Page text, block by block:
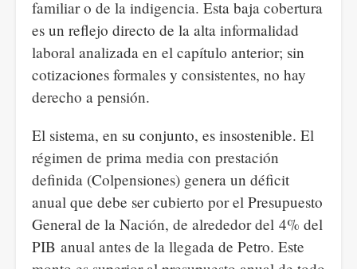
familiar o de la indigencia. Esta baja cobertura
es un reflejo directo de la alta informalidad
laboral analizada en el capítulo anterior; sin
cotizaciones formales y consistentes, no hay
derecho a pensión.
El sistema, en su conjunto, es insostenible. El
régimen de prima media con prestación
definida (Colpensiones) genera un déficit
anual que debe ser cubierto por el Presupuesto
General de la Nación, de alrededor del 4% del
PIB anual antes de la llegada de Petro. Este